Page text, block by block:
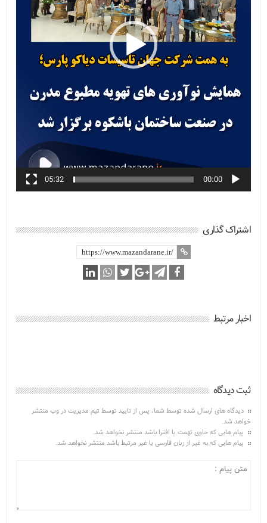
00:00
05:32
اشتراک گذاری
اخبار مرتبط
ثبت دیدگاه
دیدگاه های ارسال شده توسط شما، پس از تایید توسط تیم مدیریت در وب منتشر
خواهد شد.
پیام هایی که حاوی تهمت یا افترا باشد منتشر نخواهد شد.
پیام هایی که به غیر از زبان فارسی یا غیر مرتبط باشد منتشر نخواهد شد.